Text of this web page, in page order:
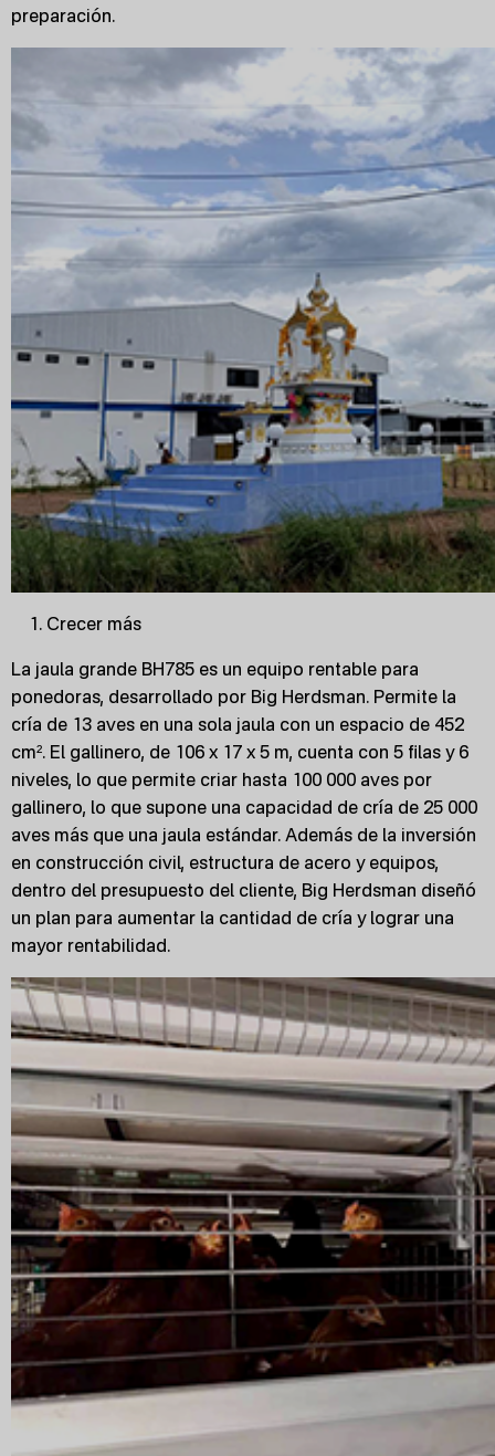
preparación.
Crecer más
La jaula grande BH785 es un equipo rentable para
ponedoras, desarrollado por Big Herdsman. Permite la
cría de 13 aves en una sola jaula con un espacio de 452
cm². El gallinero, de 106 x 17 x 5 m, cuenta con 5 filas y 6
niveles, lo que permite criar hasta 100 000 aves por
gallinero, lo que supone una capacidad de cría de 25 000
aves más que una jaula estándar. Además de la inversión
en construcción civil, estructura de acero y equipos,
dentro del presupuesto del cliente, Big Herdsman diseñó
un plan para aumentar la cantidad de cría y lograr una
mayor rentabilidad.